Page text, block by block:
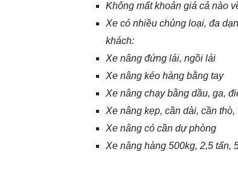
Không mất khoản giá cả nào
Xe có nhiều chủng loại, đa
khách:
Xe nâng đứng lái, ngồi lái
Xe nâng kéo hàng bằng tay
Xe nâng chạy bằng dầu, ga,
Xe nâng kẹp, cần dài, cần thò,
Xe nâng có cần dự phòng
Xe nâng hàng 500kg, 2,5 tấn,